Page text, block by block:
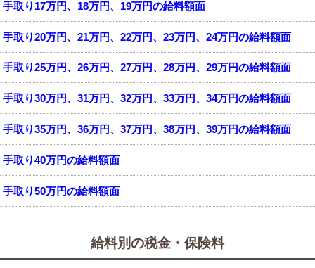
手取り17万円、18万円、19万円の給料額面
手取り20万円、21万円、22万円、23万円、24万円の給料額面
手取り25万円、26万円、27万円、28万円、29万円の給料額面
手取り30万円、31万円、32万円、33万円、34万円の給料額面
手取り35万円、36万円、37万円、38万円、39万円の給料額面
手取り40万円の給料額面
手取り50万円の給料額面
給料別の税金・保険料